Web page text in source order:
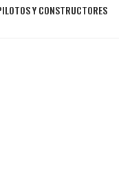
Y CONSTRUCTORES